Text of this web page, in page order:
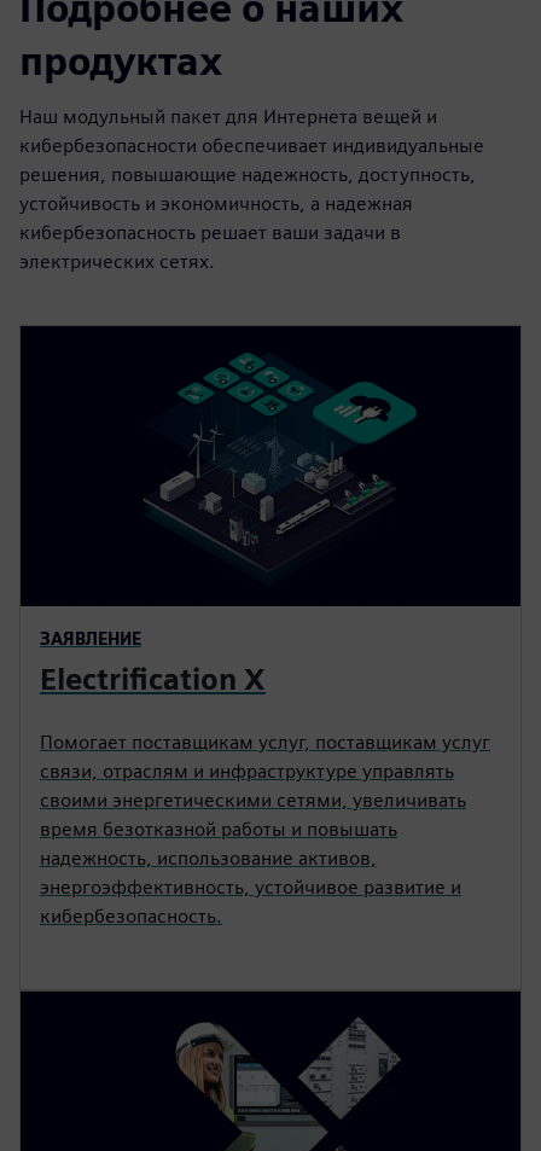
продуктах
Наш модульный пакет для Интернета вещей и
кибербезопасности обеспечивает индивидуальные
решения, повышающие надежность, доступность,
устойчивость и экономичность, а надежная
кибербезопасность решает ваши задачи в
электрических сетях.
ЗАЯВЛЕНИЕ
Electrification X
Помогает поставщикам услуг, поставщикам услуг
связи, отраслям и инфраструктуре управлять
своими энергетическими сетями, увеличивать
время безотказной работы и повышать
надежность, использование активов,
энергоэффективность, устойчивое развитие и
кибербезопасность.